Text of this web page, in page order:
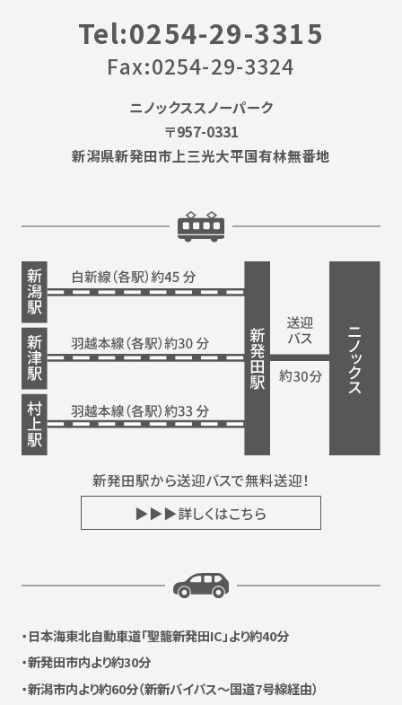
Tel:0254-29-3315
Fax:0254-29-3324
ニノックススノーパーク
〒957-0331
新潟県新発田市上三光大平国有林無番地
新発田駅から送迎バスで無料送迎！
▶▶▶詳しくはこちら
日本海東北自動車道「聖籠新発田IC」より約40分
新発田市内より約30分
新潟市内より約60分（新新バイパス〜国道7号線経由）